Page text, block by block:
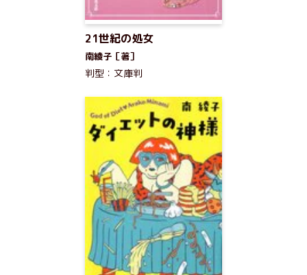
21世紀の処女
南綾子［著］
判型：文庫判